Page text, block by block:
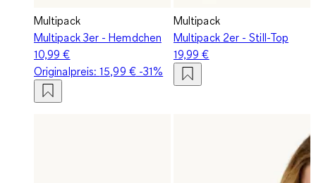
Multipack
Multipack 3er - Hemdchen
10,99 €
Originalpreis:15,99 €-31%
Multipack
Multipack 2er - Still-Top
19,99 €